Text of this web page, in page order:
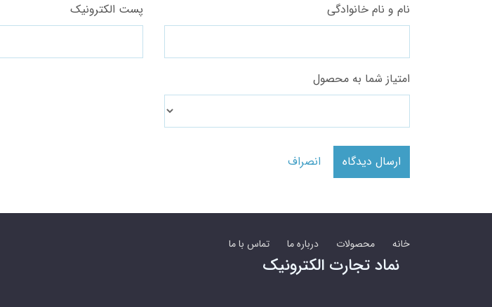
نام و نام خانوادگی پست الکترونیک
امتیاز شما به محصول
ارسال دیدگاه انصراف
خانه محصولات درباره ما تماس با ما
نماد تجارت الکترونیک